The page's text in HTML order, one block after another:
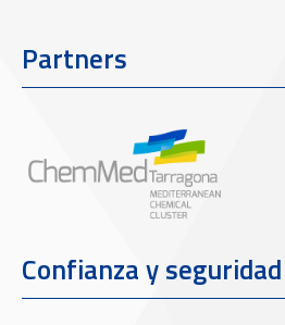
Partners
Confianza y seguridad